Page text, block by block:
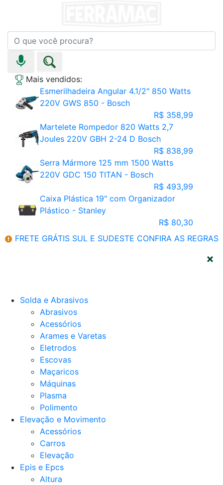
Mais vendidos:
Esmerilhadeira Angular 4.1/2" 850 Watts
220V GWS 850 - Bosch
R$ 358,99
Martelete Rompedor 820 Watts 2,7
Joules 220V GBH 2-24 D Bosch
R$ 838,99
Serra Mármore 125 mm 1500 Watts
220V GDC 150 TITAN - Bosch
R$ 493,99
Caixa Plástica 19" com Organizador
Plástico - Stanley
R$ 80,30
FRETE GRÁTIS SUL E SUDESTE CONFIRA AS REGRAS
Solda e Abrasivos
Abrasivos
Acessórios
Arames e Varetas
Eletrodos
Escovas
Maçaricos
Máquinas
Plasma
Polimento
Elevação e Movimento
Acessórios
Carros
Elevação
Epis e Epcs
Altura